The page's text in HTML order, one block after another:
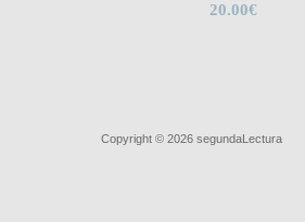
20.00€
Copyright © 2026 segundaLectura